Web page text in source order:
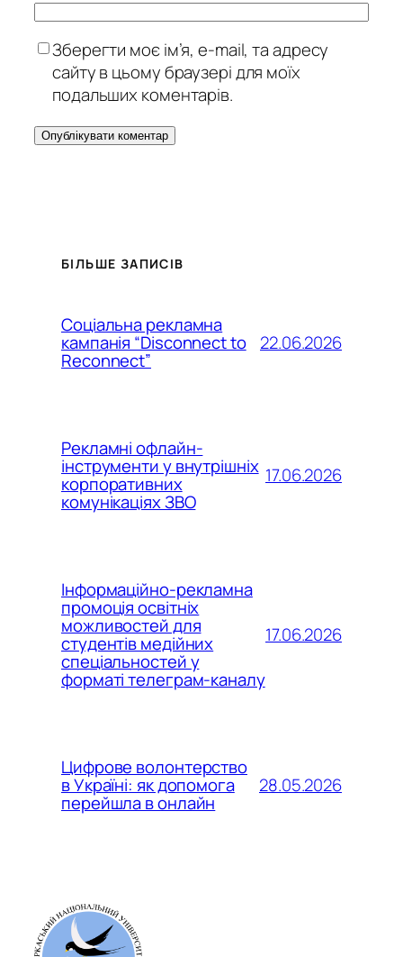
Зберегти моє ім’я, e-mail, та адресу
сайту в цьому браузері для моїх
подальших коментарів.
БІЛЬШЕ ЗАПИСІВ
Соціальна рекламна
кампанія “Disconnect to
Reconnect”
22.06.2026
Рекламні офлайн-
інструменти у внутрішніх
корпоративних
комунікаціях ЗВО
17.06.2026
Інформаційно-рекламна
промоція освітніх
можливостей для
студентів медійних
спеціальностей у
форматі телеграм-каналу
17.06.2026
Цифрове волонтерство
в Україні: як допомога
перейшла в онлайн
28.05.2026